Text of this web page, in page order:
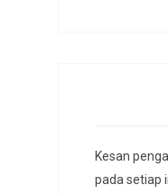
Kesan
pada setiap